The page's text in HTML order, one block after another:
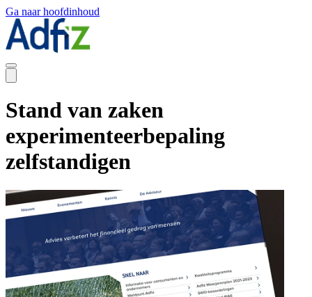
Ga naar hoofdinhoud
Stand van zaken
experimenteerbepaling
zelfstandigen